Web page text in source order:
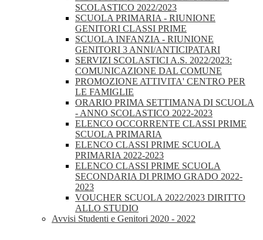
SCOLASTICO 2022/2023
SCUOLA PRIMARIA - RIUNIONE
GENITORI CLASSI PRIME
SCUOLA INFANZIA - RIUNIONE
GENITORI 3 ANNI/ANTICIPATARI
SERVIZI SCOLASTICI A.S. 2022/2023:
COMUNICAZIONE DAL COMUNE
PROMOZIONE ATTIVITA' CENTRO PER
LE FAMIGLIE
ORARIO PRIMA SETTIMANA DI SCUOLA
- ANNO SCOLASTICO 2022-2023
ELENCO OCCORRENTE CLASSI PRIME
SCUOLA PRIMARIA
ELENCO CLASSI PRIME SCUOLA
PRIMARIA 2022-2023
ELENCO CLASSI PRIME SCUOLA
SECONDARIA DI PRIMO GRADO 2022-
2023
VOUCHER SCUOLA 2022/2023 DIRITTO
ALLO STUDIO
Avvisi Studenti e Genitori 2020 - 2022